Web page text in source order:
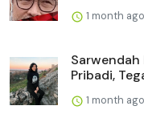
1 month ago
Sarwendah
Pribadi,
1 month ago